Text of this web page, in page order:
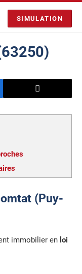
SIMULATION
(Puy-
immobilier en loi